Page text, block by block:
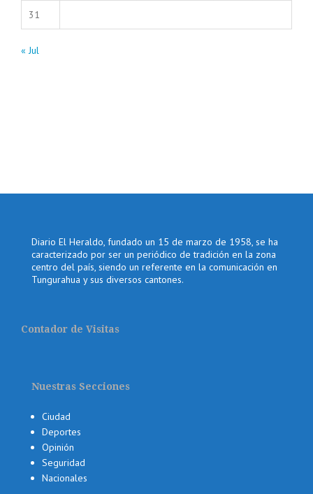
31
« Jul
Diario El Heraldo, fundado un 15 de marzo de 1958, se ha
caracterizado por ser un periódico de tradición en la zona
centro del país, siendo un referente en la comunicación en
Tungurahua y sus diversos cantones.
Contador de Visitas
Nuestras Secciones
Ciudad
Deportes
Opinión
Seguridad
Nacionales